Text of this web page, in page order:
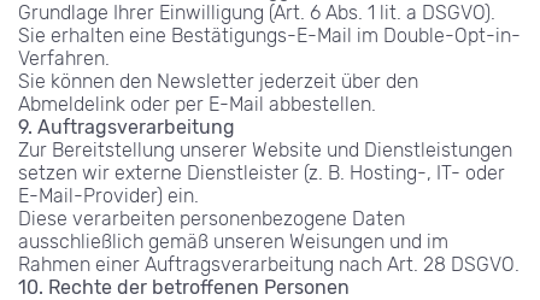
Grundlage Ihrer Einwilligung (Art. 6 Abs. 1 lit. a DSGVO).
Sie erhalten eine Bestätigungs-E-Mail im Double-Opt-in-
Verfahren.
Sie können den Newsletter jederzeit über den
Abmeldelink oder per E-Mail abbestellen.
9. Auftragsverarbeitung
Zur Bereitstellung unserer Website und Dienstleistungen
setzen wir externe Dienstleister (z. B. Hosting-, IT- oder
E-Mail-Provider) ein.
Diese verarbeiten personenbezogene Daten
ausschließlich gemäß unseren Weisungen und im
Rahmen einer Auftragsverarbeitung nach Art. 28 DSGVO.
10. Rechte der betroffenen Personen